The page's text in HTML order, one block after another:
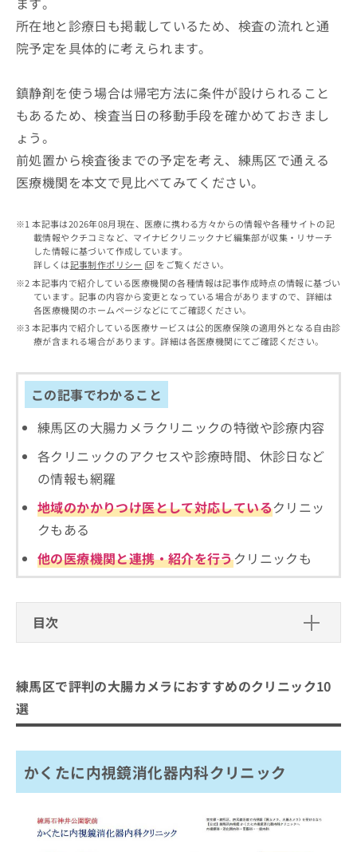
所在地と診療日も掲載しているため、検査の流れと通
院予定を具体的に考えられます。
鎮静剤を使う場合は帰宅方法に条件が設けられること
もあるため、検査当日の移動手段を確かめておきまし
ょう。
前処置から検査後までの予定を考え、練馬区で通える
医療機関を本文で見比べてみてください。
本記事は2026年08月現在、医療に携わる方々からの情報や各種サイトの記
載情報やクチコミなど、マイナビクリニックナビ編集部が収集・リサーチ
した情報に基づいて作成しています。
詳しくは記事制作ポリシー
をご覧ください。
本記事内で紹介している医療機関の各種情報は記事作成時点の情報に基づい
ています。記事の内容から変更となっている場合がありますので、詳細は
各医療機関のホームページなどにてご確認ください。
本記事内で紹介している医療サービスは公的医療保険の適用外となる自由診
療が含まれる場合があります。詳細は各医療機関にてご確認ください。
この記事でわかること
練馬区の大腸カメラクリニックの特徴や診療内容
各クリニックのアクセスや診療時間、休診日など
の情報も網羅
地域のかかりつけ医として対応しているクリニッ
クもある
他の医療機関と連携・紹介を行うクリニックも
目次
かわい内科 胃と大腸内視鏡クリニック 上石神井
内田内科胃腸クリニック
なごみクリニック
中山クリニック
練馬駅前内視鏡・乳腺クリニック
あらい内科・消化器内科クリニック 練馬中村橋院
練馬区で評判の大腸カメラにおすすめのクリニック10
選
かくたに内視鏡消化器内科クリニック
は
こ
ち
こち
らは
マイ
ナビ
ニッ
クナ
ビサ
への
お問
合せ
フォ
ーム
とな
りま
す。
クリ
ニッ
約・
症状
のご
相談
など
はで
きま
せん
ご了
承く
ださ
い
合
わ
せ
こ
ち
ら
資
料
の
請
ち
無
報
の
申
み
ち
ら
情
修
正
は
ち
ら
は
こ
ち
ら
広
告
出
稿
の
お
合
は
ら
料
ご
請
は
ら
料
情
の
し
込
み
こ
ち
ら